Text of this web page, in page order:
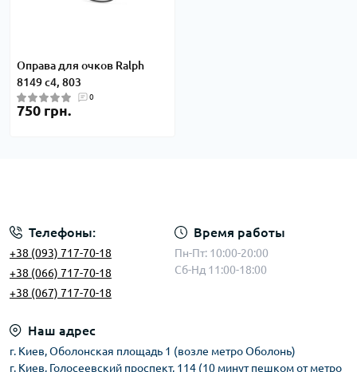
Оправа для очков Ralph
8149 c4, 803
0
750 грн.
Телефоны:
+38 (093) 717-70-18
+38 (066) 717-70-18
+38 (067) 717-70-18
Время работы
Пн-Пт: 10:00-20:00
Сб-Нд 11:00-18:00
Наш адрес
г. Киев, Оболонская площадь 1 (возле метро Оболонь)
г. Киев, Голосеевский проспект, 114 (10 минут пешком от метро